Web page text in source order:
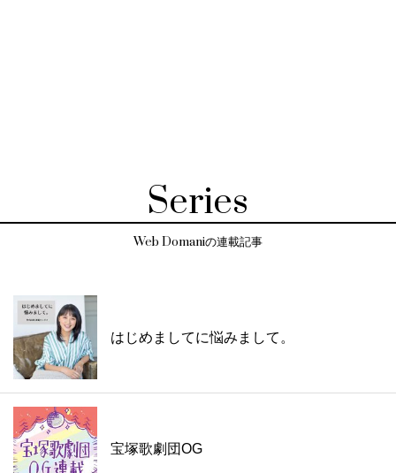
Series
Web Domaniの連載記事
はじめましてに悩みまして。
宝塚歌劇団OG